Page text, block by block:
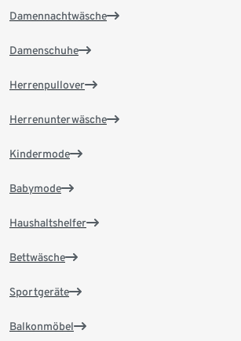
Damennachtwäsche
Damenschuhe
Herrenpullover
Herrenunterwäsche
Kindermode
Babymode
Haushaltshelfer
Bettwäsche
Sportgeräte
Balkonmöbel